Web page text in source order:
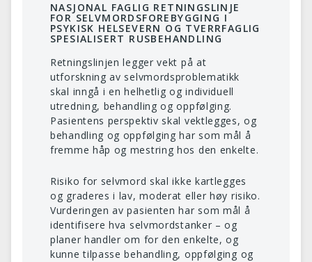
NASJONAL FAGLIG RETNINGSLINJE
FOR SELVMORDSFOREBYGGING I
PSYKISK HELSEVERN OG TVERRFAGLIG
SPESIALISERT RUSBEHANDLING
Retningslinjen legger vekt på at
utforskning av selvmordsproblematikk
skal inngå i en helhetlig og individuell
utredning, behandling og oppfølging.
Pasientens perspektiv skal vektlegges, og
behandling og oppfølging har som mål å
fremme håp og mestring hos den enkelte.
Risiko for selvmord skal ikke kartlegges
og graderes i lav, moderat eller høy risiko.
Vurderingen av pasienten har som mål å
identifisere hva selvmordstanker – og
planer handler om for den enkelte, og
kunne tilpasse behandling, oppfølging og